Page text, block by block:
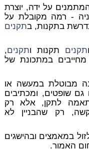
על ידה, יוצרת
- רמה מקובלת על
בתקנות, בתקנים
תקנים תקנות ותקנים,
מחייבים במתכונת של
מבוטלת במעשה או
גם שופטים, ומכתיבים
לתקן, אלא רק
רק שהבניין לא
במאמצים ובהישגים
האמור.